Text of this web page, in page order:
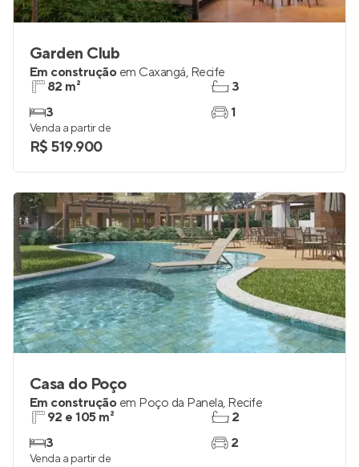
Garden Club
Em construção em Caxangá, Recife
82 m²
3
3
1
Venda a partir de
R$ 519.900
Casa do Poço
Em construção em Poço da Panela, Recife
92 e 105 m²
3
2
2
Venda a partir de